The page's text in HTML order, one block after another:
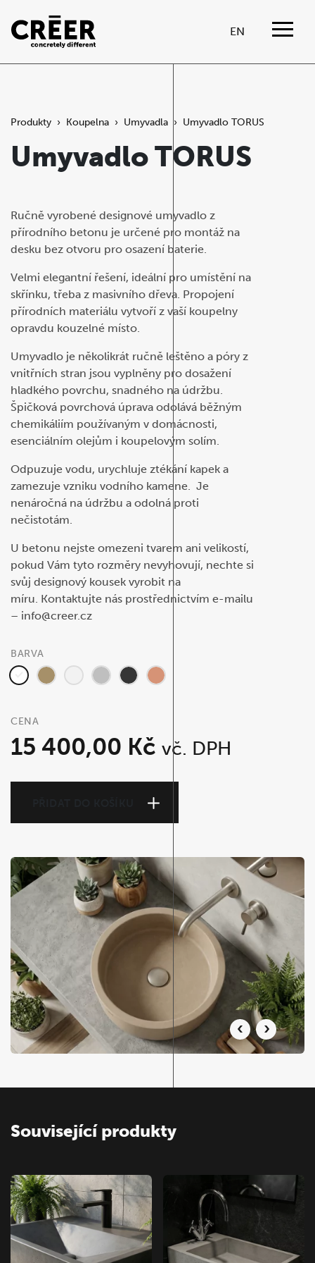
EN
Produkty › Koupelna › Umyvadla › Umyvadlo TORUS
Umyvadlo TORUS
Ručně vyrobené designové umyvadlo z
přírodního betonu je určené pro montáž na
desku bez otvoru pro osazení baterie.
Velmi elegantní řešení, ideální pro umístění na
skřínku, třeba z masivního dřeva. Propojení
přírodních materiálu vytvoří z vaší koupelny
opravdu kouzelné místo.
Umyvadlo je několikrát ručně leštěno a póry z
vnitřních stran jsou vyplněny pro dosažení
hladkého povrchu, snadného na údržbu.
Špičková povrchová úprava odolává běžným
chemikáliím používaným v domácnosti,
esenciálním olejům i koupelovým solím.
Odpuzuje vodu, urychluje ztékání kapek a
zamezuje vzniku vodního kamene. Je
nenáročná na údržbu a odolná proti
nečistotám.
U betonu nejste omezeni tvarem ani velikostí,
pokud Vám tyto rozměry nevyhovují, nechte si
svůj designový kousek vyrobit na
míru. Kontaktujte nás prostřednictvím e-mailu
– info@creer.cz
BARVA
CENA
15 400,00 Kč vč. DPH
Související produkty